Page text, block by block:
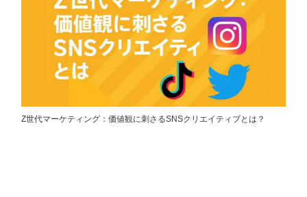
Z世代マーケティング：価値観に刺さるSNSクリエイティブとは？